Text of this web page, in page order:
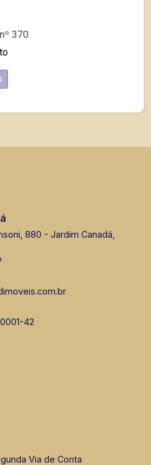
370
880 - Jardim Canadá,
42
Via de Conta